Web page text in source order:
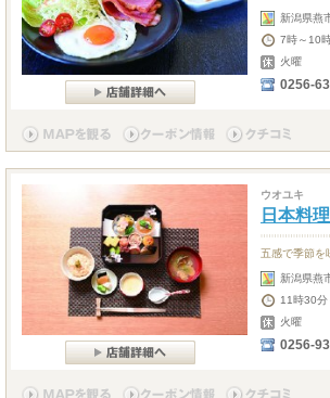
新潟県燕
7時～10
火曜
0256-
ウオユキ
日本料
五感で季節を
新潟県燕
11時30
火曜
0256-